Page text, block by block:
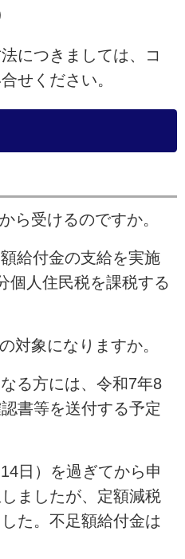
につきましては、コ
せください。
ら受けるのですか。
給付金の支給を実施
個人住民税を課税する
対象になりますか。
る方には、令和7年8
書等を送付する予定
日）を過ぎてから申
ましたが、定額減税
た。不足額給付金は